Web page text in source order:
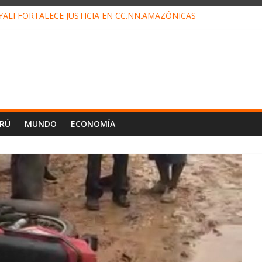
FORTALECE JUSTICIA EN CC.NN.AMAZÓNICAS
MUNDO ECONOMÍA